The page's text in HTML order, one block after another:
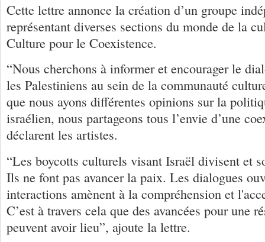
Cette lettre annonce la création d’un groupe
représentant diverses sections du monde de la
Culture pour le Coexistence.
“Nous cherchons à informer et encourager le
les Palestiniens au sein de la communauté
que nous ayons différentes opinions sur la
israélien, nous partageons tous l’envie d’une
déclarent les artistes.
“Les boycotts culturels visant Israël divisent et
Ils ne font pas avancer la paix. Les dialogues
interactions amènent à la compréhension et
C’est à travers cela que des avancées pour une
peuvent avoir lieu”, ajoute la lettre.